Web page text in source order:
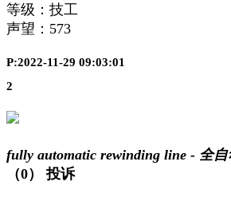
等级：技工
声望： 573
P:2022-11-29 09:03:01
2
fully automatic rewinding line - 全
（0）
投诉